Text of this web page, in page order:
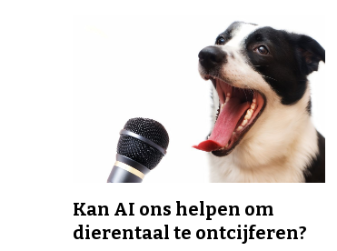
Kan AI ons helpen om
dierentaal te ontcijferen?